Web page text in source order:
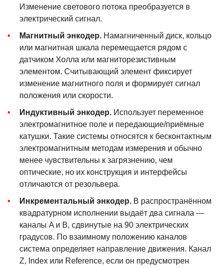
Изменение светового потока преобразуется в
электрический сигнал.
Магнитный энкодер. Намагниченный диск, кольцо
или магнитная шкала перемещается рядом с
датчиком Холла или магниторезистивным
элементом. Считывающий элемент фиксирует
изменение магнитного поля и формирует сигнал
положения или скорости.
Индуктивный энкодер. Использует переменное
электромагнитное поле и передающие/приёмные
катушки. Такие системы относятся к бесконтактным
электромагнитным методам измерения и обычно
менее чувствительны к загрязнению, чем
оптические, но их конструкция и интерфейсы
отличаются от резольвера.
Инкрементальный энкодер. В распространённом
квадратурном исполнении выдаёт два сигнала —
каналы A и B, сдвинутые на 90 электрических
градусов. По взаимному положению каналов
система определяет направление движения. Канал
Z, Index или Reference, если он предусмотрен